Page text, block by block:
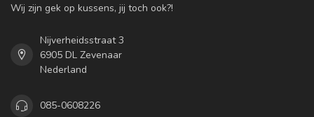
Wij zijn gek op kussens, jij toch ook?!
Nijverheidsstraat 3
6905 DL Zevenaar
Nederland
085-0608226